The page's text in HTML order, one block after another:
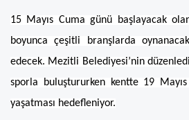
15 Mayıs Cuma günü başlayacak
boyunca çeşitli branşlarda
edecek. Mezitli Belediyesi’nin
sporla buluştururken kentte 19
yaşatması hedefleniyor.